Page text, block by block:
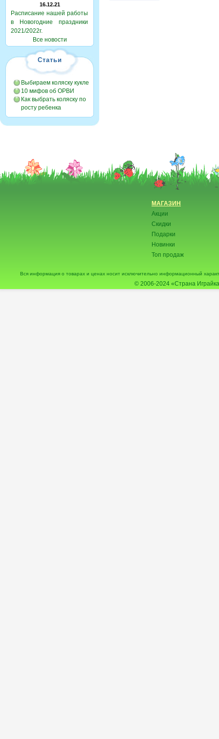
16.12.21
Расписание нашей работы
в Новогодние праздники
2021/2022г.
Все новости
Статьи
Выбираем коляску кукле
10 мифов об ОРВИ
Как выбрать коляску по
росту ребенка
МАГАЗИН
Акции
Скидки
Подарки
Новинки
Топ продаж
Вся информация о товарах и ценах носит исключительно информационный
© 2006-2024 «Страна